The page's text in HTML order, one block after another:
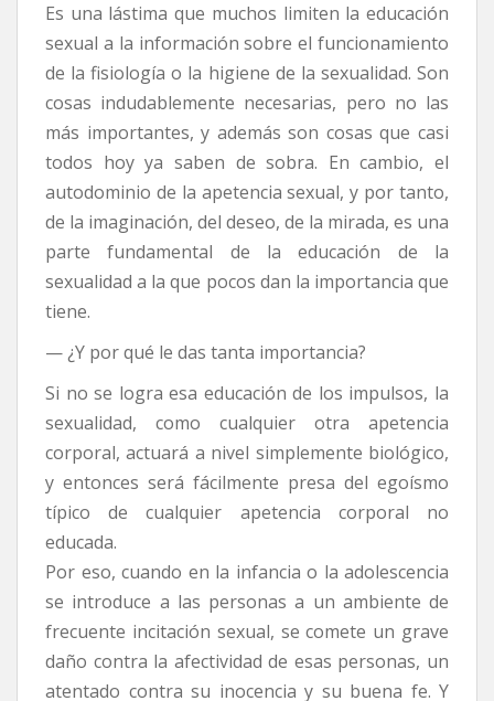
Es una lástima que muchos limiten la educación
sexual a la información sobre el funcionamiento
de la fisiología o la higiene de la sexualidad. Son
cosas indudablemente necesarias, pero no las
más importantes, y además son cosas que casi
todos hoy ya saben de sobra. En cambio, el
autodominio de la apetencia sexual, y por tanto,
de la imaginación, del deseo, de la mirada, es una
parte fundamental de la educación de la
sexualidad a la que pocos dan la importancia que
tiene.
— ¿Y por qué le das tanta importancia?
Si no se logra esa educación de los impulsos, la
sexualidad, como cualquier otra apetencia
corporal, actuará a nivel simplemente biológico,
y entonces será fácilmente presa del egoísmo
típico de cualquier apetencia corporal no
educada.
Por eso, cuando en la infancia o la adolescencia
se introduce a las personas a un ambiente de
frecuente incitación sexual, se comete un grave
daño contra la afectividad de esas personas, un
atentado contra su inocencia y su buena fe. Y